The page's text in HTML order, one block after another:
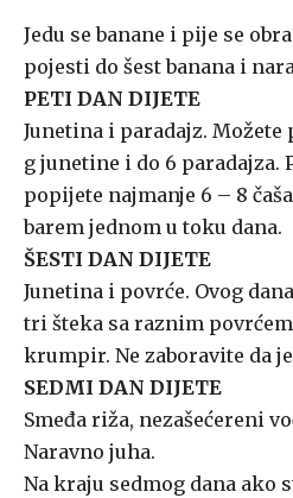
Jedu se banane i pije se
pojesti do šest banana i
PETI DAN DIJETE
Junetina i paradajz. Možete
g junetine i do 6 paradajza.
popijete najmanje 6 – 8
barem jednom u toku dana.
ŠESTI DAN DIJETE
Junetina i povrće. Ovog
tri šteka sa raznim
krumpir. Ne zaboravite da
SEDMI DAN DIJETE
Smeđa riža, nezašećereni
Naravno juha.
Na kraju sedmog dana ako